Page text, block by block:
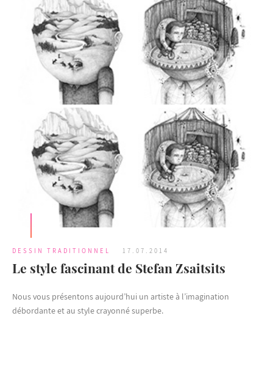
DESSIN TRADITIONNEL 17.07.2014
Le style fascinant de Stefan Zsaitsits
Nous vous présentons aujourd’hui un artiste à l’imagination
débordante et au style crayonné superbe.